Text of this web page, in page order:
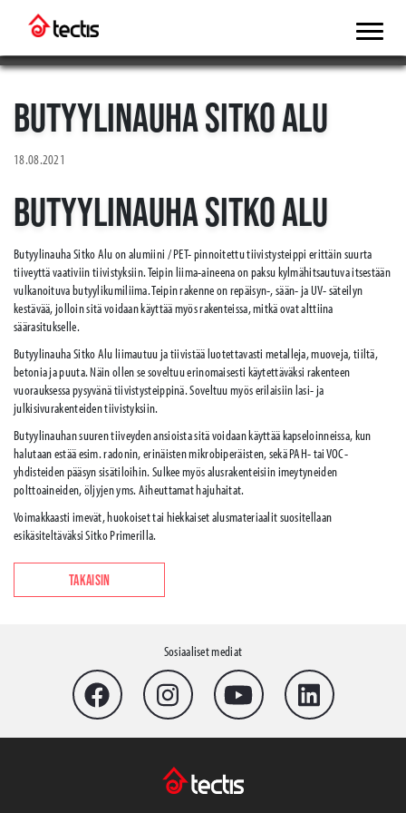
BUTYYLINAUHA SITKO ALU
18.08.2021
BUTYYLINAUHA SITKO ALU
Butyylinauha Sitko Alu on alumiini / PET- pinnoitettu tiivistysteippi erittäin suurta
tiiveyttä vaativiin tiivistyksiin. Teipin liima-aineena on paksu kylmähitsautuva itsestään
vulkanoituva butyylikumiliima. Teipin rakenne on repäisyn-, sään- ja UV- säteilyn
kestävää, jolloin sitä voidaan käyttää myös rakenteissa, mitkä ovat alttiina
säärasitukselle.
Butyylinauha Sitko Alu liimautuu ja tiivistää luotettavasti metalleja, muoveja, tiiltä,
betonia ja puuta. Näin ollen se soveltuu erinomaisesti käytettäväksi rakenteen
vuorauksessa pysyvänä tiivistysteippinä. Soveltuu myös erilaisiin lasi- ja
julkisivurakenteiden tiivistyksiin.
Butyylinauhan suuren tiiveyden ansioista sitä voidaan käyttää kapseloinneissa, kun
halutaan estää esim. radonin, erinäisten mikrobiperäisten, sekä PAH- tai VOC-
yhdisteiden pääsyn sisätiloihin. Sulkee myös alusrakenteisiin imeytyneiden
polttoaineiden, öljyjen yms. Aiheuttamat hajuhaitat.
Voimakkaasti imevät, huokoiset tai hiekkaiset alusmateriaalit suositellaan
esikäsiteltäväksi Sitko Primerilla.
TAKAISIN
Sosiaaliset mediat